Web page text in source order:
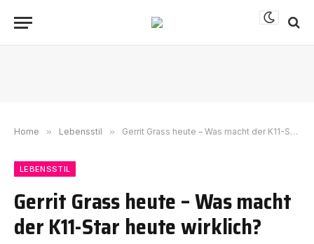
Home » Lebensstil » Gerrit Grass heute – Was macht der K11-Star heute wirklich?
LEBENSSTIL
Gerrit Grass heute – Was macht
der K11-Star heute wirklich?